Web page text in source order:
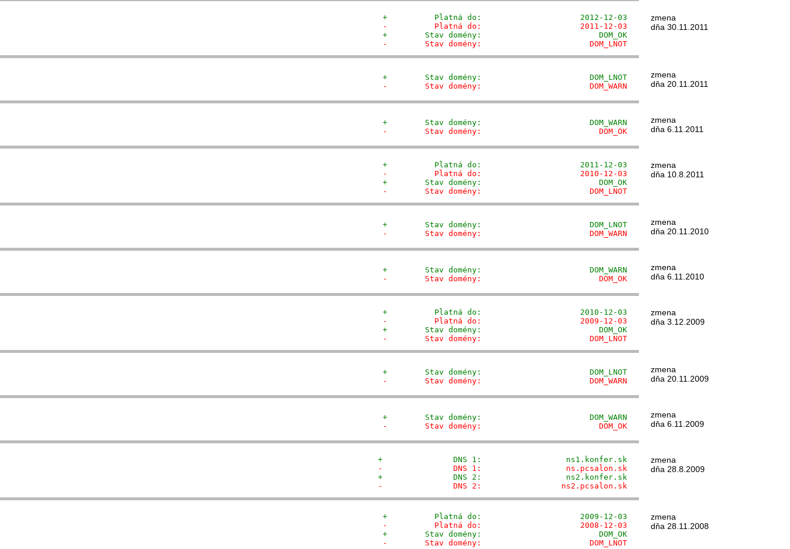
+          Platná do:                     2012-12-03
-          Platná do:                     2011-12-03
+        Stav domény:                         DOM_OK
-        Stav domény:                       DOM_LNOT
zmena
dňa 30.11.2011
+        Stav domény:                       DOM_LNOT
-        Stav domény:                       DOM_WARN
zmena
dňa 20.11.2011
+        Stav domény:                       DOM_WARN
-        Stav domény:                         DOM_OK
zmena
dňa 6.11.2011
+          Platná do:                     2011-12-03
-          Platná do:                     2010-12-03
+        Stav domény:                         DOM_OK
-        Stav domény:                       DOM_LNOT
zmena
dňa 10.8.2011
+        Stav domény:                       DOM_LNOT
-        Stav domény:                       DOM_WARN
zmena
dňa 20.11.2010
+        Stav domény:                       DOM_WARN
-        Stav domény:                         DOM_OK
zmena
dňa 6.11.2010
+          Platná do:                     2010-12-03
-          Platná do:                     2009-12-03
+        Stav domény:                         DOM_OK
-        Stav domény:                       DOM_LNOT
zmena
dňa 3.12.2009
+        Stav domény:                       DOM_LNOT
-        Stav domény:                       DOM_WARN
zmena
dňa 20.11.2009
+        Stav domény:                       DOM_WARN
-        Stav domény:                         DOM_OK
zmena
dňa 6.11.2009
+               DNS 1:                  ns1.konfer.sk
-               DNS 1:                  ns.pcsalon.sk
+               DNS 2:                  ns2.konfer.sk
-               DNS 2:                 ns2.pcsalon.sk
zmena
dňa 28.8.2009
+          Platná do:                     2009-12-03
-          Platná do:                     2008-12-03
+        Stav domény:                         DOM_OK
-        Stav domény:                       DOM_LNOT
zmena
dňa 28.11.2008